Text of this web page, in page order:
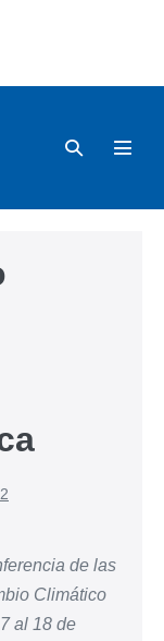
de las
Climático
al 18 de